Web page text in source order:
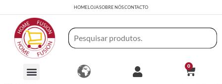
HOMELOJASOBRE NÓSCONTACTO
0